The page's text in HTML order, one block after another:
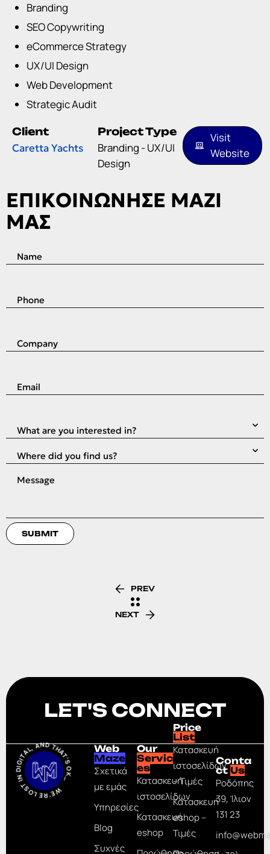
Branding
SEO Copywriting
eCommerce Strategy
UX/UI Design
Web Development
Strategic Audit
Client
Caretta Yachts
Project Type
Branding - UX/UI
Design
Visit
Website
ΕΠΙΚΟΙΝΩΝΗΣΕ ΜΑΖΙ
ΜΑΣ
SUBMIT
PREV
NEXT
LET'S CONNECT
WE’RE LOST IN DIGITAL, AND THAT’S OK_
Web
Maze
Σχετικά
με εμάς
Υπηρεσίες
Blog
Συχνές
Our
Servic
es
Κατασκευή
ιστοσελίδων
Κατασκευή
eshop
Price
List
Κατασκευή
ιστοσελίδων
– Τιμές
Κατασκευή
eshop –
Τιμές
Conta
ct Us
Ροδόπης
39, Ίλιον
131 23